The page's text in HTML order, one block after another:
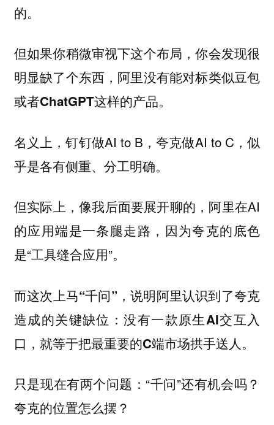
的。
但如果你稍微审视下这个布局，你会发现很
明显缺了个东西，阿里没有能对标类似豆包
或者ChatGPT这样的产品。
名义上，钉钉做AI to B，夸克做AI to C，似
乎是各有侧重、分工明确。
但实际上，像我后面要展开聊的，阿里在AI
的应用端是一条腿走路，因为夸克的底色
是“工具缝合应用”。
而这次上马“千问”，说明阿里认识到了夸克
造成的关键缺位：没有一款原生AI交互入
口，就等于把最重要的C端市场拱手送人。
只是现在有两个问题：“千问”还有机会吗？
夸克的位置怎么摆？